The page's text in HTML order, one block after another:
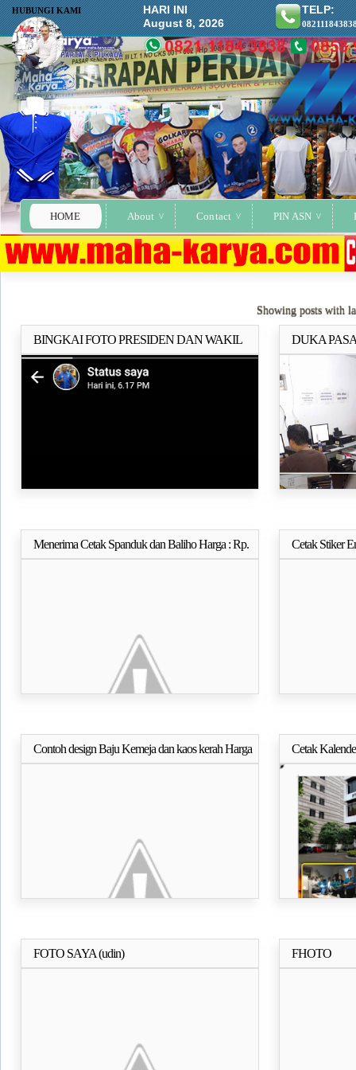
HOME About Contact PIN ASN
HUBUNGI KAMI
HARI INI
August 8, 2026
TELP:
Showing posts with
BINGKAI FOTO PRESIDEN DAN WAKIL
PRESIDEN
Selengkapnya..
DUKA
Menerima Cetak Spanduk dan Baliho Harga : Rp.
18500/Meter Tebal Bahan 280g
Selengkapnya..
Cetak Stiker
Juga Ada
Contoh design Baju Kemeja dan kaos kerah Harga
Murah
Selengkapnya.. Cetak
FOTO SAYA (udin) FHOTO